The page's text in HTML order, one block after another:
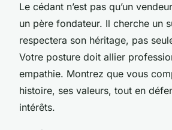
Le cédant n’est pas qu’un
un père fondateur. Il cherche un
respectera son héritage, pas
Votre posture doit allier
empathie. Montrez que vous
histoire, ses valeurs, tout en
intérêts.